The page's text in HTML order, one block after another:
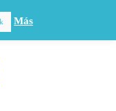
Más